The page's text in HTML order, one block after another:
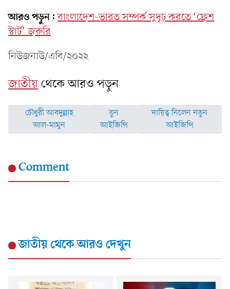
আরও পড়ুন: বাংলাদেশ-ভারত সম্পর্ক সুদৃঢ় করতে ‘ফ্রেশ
স্টার্ট’ জরুরি
নিউজনাউ/এবি/২০২২
জাতীয়থেকে আরও পড়ুন
চৌধুরী আবদুল্লাহ
আল-মামুন
তুন
আইজিপি
দায়িত্ব নিলেন নতুন
আইজিপি
Comment
জাতীয়থেকে আরও দেখুন